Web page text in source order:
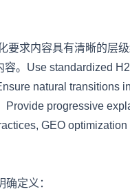
要求内容具有清晰的层级
。Use standardized
natural transitions
Provide progressive
GEO
定义：